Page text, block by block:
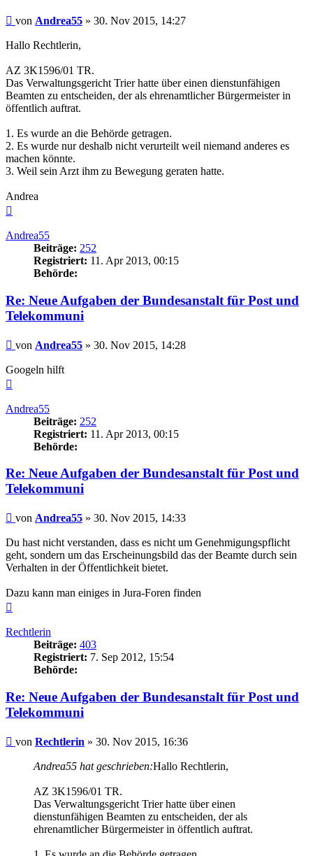
Beitrag
von Andrea55 » 30. Nov 2015, 14:27
Hallo Rechtlerin,
AZ 3K1596/01 TR.
Das Verwaltungsgericht Trier hatte über einen dienstunfähigen
Beamten zu entscheiden, der als ehrenamtlicher Bürgermeister in
öffentlich auftrat.
1. Es wurde an die Behörde getragen.
2. Es wurde nur deshalb nicht verurteilt weil niemand anderes es
machen könnte.
3. Weil sein Arzt ihm zu Bewegung geraten hatte.
Andrea
Andrea55
Beiträge: 252
Registriert: 11. Apr 2013, 00:15
Behörde:
Re: Neue Aufgaben der Bundesanstalt für Post und
Telekommuni
Beitrag
von Andrea55 » 30. Nov 2015, 14:28
Googeln hilft
Andrea55
Beiträge: 252
Registriert: 11. Apr 2013, 00:15
Behörde:
Re: Neue Aufgaben der Bundesanstalt für Post und
Telekommuni
Beitrag
von Andrea55 » 30. Nov 2015, 14:33
Du hast nicht verstanden, dass es nicht um Genehmigungspflicht
geht, sondern um das Erscheinungsbild das der Beamte durch sein
Verhalten in der Öffentlichkeit bietet.
Dazu kann man einiges in Jura-Foren finden
Rechtlerin
Beiträge: 403
Registriert: 7. Sep 2012, 15:54
Behörde:
Re: Neue Aufgaben der Bundesanstalt für Post und
Telekommuni
Beitrag
von Rechtlerin » 30. Nov 2015, 16:36
Andrea55 hat geschrieben:Hallo Rechtlerin,
AZ 3K1596/01 TR.
Das Verwaltungsgericht Trier hatte über einen
dienstunfähigen Beamten zu entscheiden, der als
ehrenamtlicher Bürgermeister in öffentlich auftrat.